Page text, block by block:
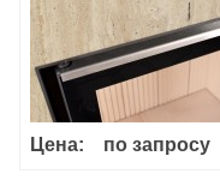
Цена: по запросу